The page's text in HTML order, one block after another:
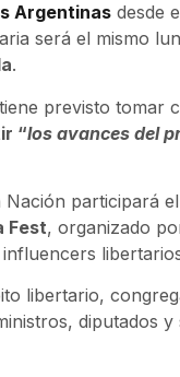
Argentinas desde
será el mismo
.
previsto tomar
“los avances del
participará
Fest, organizado
libertario,
diputados y